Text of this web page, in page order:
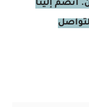
انضم إلينا